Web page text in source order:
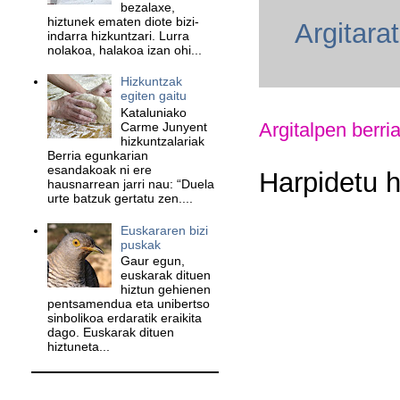
Argitalpen
Harpidetu
bezalaxe,
hiztunek ematen diote bizi-
indarra hizkuntzari. Lurra
nolakoa, halakoa izan ohi...
Hizkuntzak
egiten gaitu
Kataluniako
Carme Junyent
hizkuntzalariak
Berria egunkarian
esandakoak ni ere
hausnarrean jarri nau: “Duela
urte batzuk gertatu zen....
Euskararen bizi
puskak
Gaur egun,
euskarak dituen
hiztun gehienen
pentsamendua eta unibertso
sinbolikoa erdaratik eraikita
dago. Euskarak dituen
hiztuneta...